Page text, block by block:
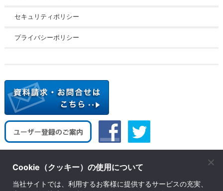
セキュリティポリシー
プライバシーポリシー
株式会社ソフトウェア・トゥー
Cookie（クッキー）の使用について
当社サイトでは、利用するお客様に提供するサービスの充実、